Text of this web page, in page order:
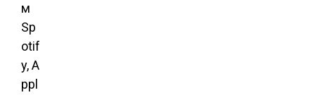
м
Sp
otif
y, A
ppl